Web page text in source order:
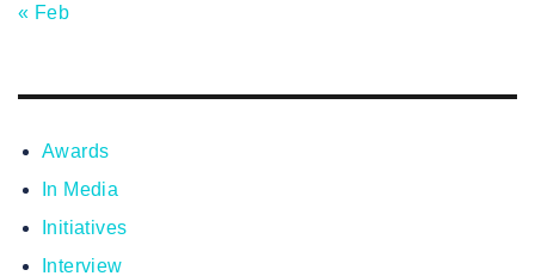
« Feb
Awards
In Media
Initiatives
Interview